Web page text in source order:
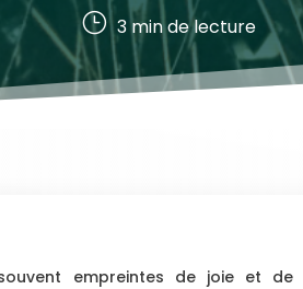
} 3min de lecture
empreintes de joie et de